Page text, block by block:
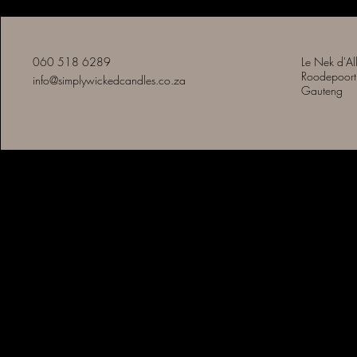
060 518 6289
info@simplywickedcandles.co.za
Le Nek
Roodepoort
Gauteng